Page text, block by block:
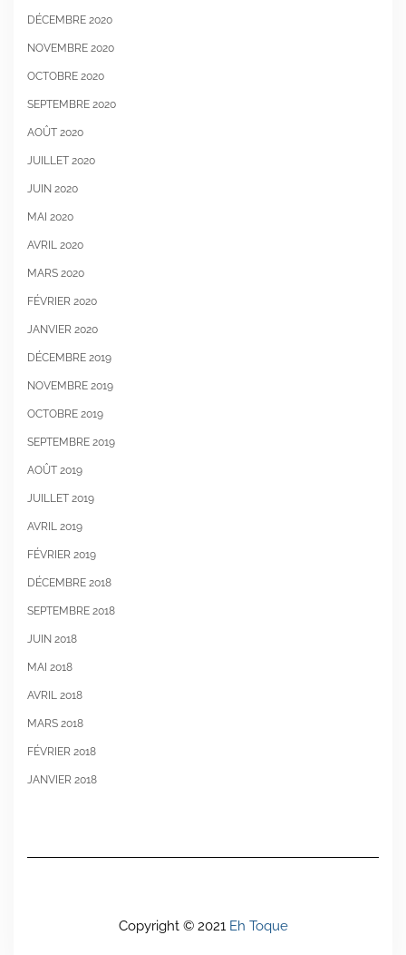
DÉCEMBRE 2020
NOVEMBRE 2020
OCTOBRE 2020
SEPTEMBRE 2020
AOÛT 2020
JUILLET 2020
JUIN 2020
MAI 2020
AVRIL 2020
MARS 2020
FÉVRIER 2020
JANVIER 2020
DÉCEMBRE 2019
NOVEMBRE 2019
OCTOBRE 2019
SEPTEMBRE 2019
AOÛT 2019
JUILLET 2019
AVRIL 2019
FÉVRIER 2019
DÉCEMBRE 2018
SEPTEMBRE 2018
JUIN 2018
MAI 2018
AVRIL 2018
MARS 2018
FÉVRIER 2018
JANVIER 2018
Copyright © 2021 Eh Toque